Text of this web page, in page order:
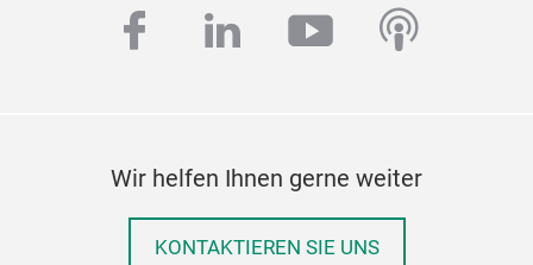
facebook
linkedinyoutube
Wir helfen Ihnen gerne weiter
KONTAKTIEREN SIE UNS